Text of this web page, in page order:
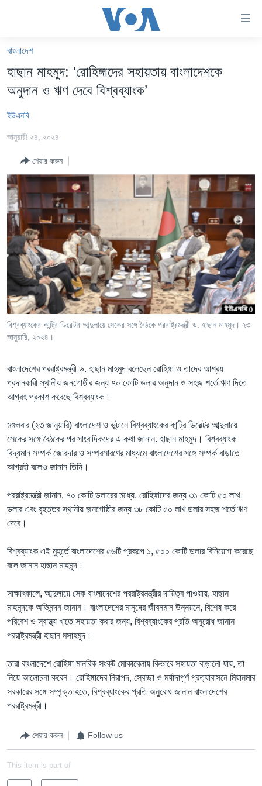
যান।
প্রধান
ন্যাভিগেশনে
যান
যান বিশ্ব
ভারত
দক্ষিণ-এশিয়া
সম্পাদকীয়
টেলিভিশন
ভিডিও
Learning English
FOLLOW US
অন্য ভাষায় ওয়েব সাইট
বাংলাদেশ
হাছান মাহমুদ: ‘রোহিঙ্গাদের সহায়তায় বাংলাদেশকে
অনুদান ও ঋণ দেবে বিশ্বব্যাংক’
ইউএনবি
জানুয়ারী ২৪, ২০২৪
শেয়ার করুন
বিশ্বব্যাংকের কান্ট্রি ডিরেক্টর আব্দুলায়ে সেকের সঙ্গে বৈঠকে পররাষ্ট্রমন্ত্রী ড. হাছান মাহমুদ। ২৩
জানুয়ারি, ২০২৪।
বাংলাদেশের পররাষ্ট্রমন্ত্রী ড. হাছান মাহমুদ বলেছেন রোহিঙ্গা ও তাদের আশ্রয়
প্রদানকারী স্থানীয় জনগোষ্ঠীর জন্য ৭০ কোটি ডলার অনুদান ও সহজ শর্তে ঋণ দিতে
আগ্রহ প্রকাশ করেছে বিশ্বব্যাংক।
মঙ্গলবার (২৩ জানুয়ারি) বাংলাদেশ ও ভুটানে বিশ্বব্যাংকের কান্ট্রি ডিরেক্টর আব্দুলায়ে
সেকের সঙ্গে বৈঠকের পর সাংবাদিকদের এ কথা জানান. হাছান মাহমুদ। বিশ্বব্যাংক
বিদ্যমান সম্পর্ক জোরদার ও সম্প্রসারণের মাধ্যমে বাংলাদেশের সঙ্গে সম্পর্ক বাড়াতে
আগ্রহী বলেও জানান তিনি।
পররাষ্ট্রমন্ত্রী জানান, ৭০ কোটি ডলারের মধ্যে, রোহিঙ্গাদের জন্য ৩১ কোটি ৫০ লাখ
ডলার এবং বৃহত্তর স্থানীয় জনগোষ্ঠীর জন্য ৩৮ কোটি ৫০ লাখ ডলার সহজ শর্তে ঋণ
দেবে।
বিশ্বব্যাংক এই মুহূর্তে বাংলাদেশের ৫৬টি প্রকল্পে ১, ৫০০ কোটি ডলার বিনিয়োগ করেছে
বলে জানান হাছান মাহমুদ।
সাক্ষাৎকালে, আব্দুলায়ে সেক বাংলাদেশের পররাষ্ট্রমন্ত্রীর দায়িত্ব পাওয়ায়, হাছান
মাহমুদকে অভিনন্দন জানান। বাংলাদেশের মানুষের জীবনমান উন্নয়নে, বিশেষ করে
পরিবেশ ও স্বাস্থ্য খাতে সহায়তা করার জন্য, বিশ্বব্যাংকের প্রতি অনুরোধ জানান
পররাষ্ট্রমন্ত্রী হাছান মসাহমুদ।
তারা বাংলাদেশে রোহিঙ্গা মানবিক সংকট মোকাবেলায় কিভাবে সহায়তা বাড়ানো যায়, তা
নিয়ে আলোচনা করেন। রোহিঙ্গাদের নিরাপদ, স্বেচ্ছা ও মর্যাদাপূর্ণ প্রত্যাবাসনে মিয়ানমার
সরকারের সঙ্গে সম্পৃক্ত হতে, বিশ্বব্যাংকের প্রতি অনুরোধ জানান বাংলাদেশের
পররাষ্ট্রমন্ত্রী।
শেয়ার করুন Follow us
This item is part of